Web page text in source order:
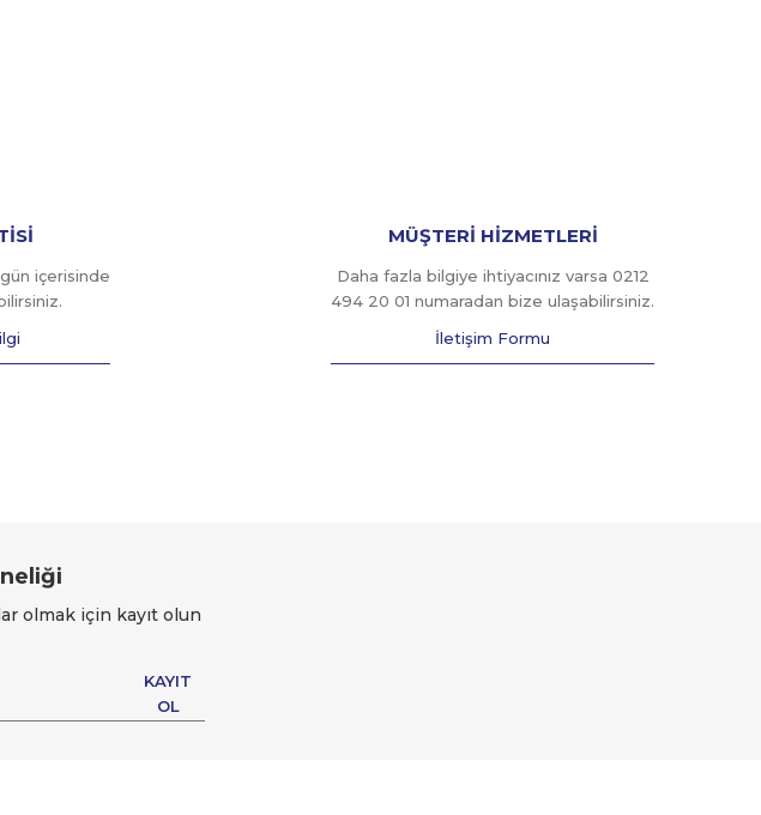
gün içerisinde
MÜŞTERİ HİZMETLERİ
Daha fazla bilgiye ihtiyacınız varsa 0212
494 20 01 numaradan bize ulaşabilirsiniz.
İletişim Formu
olmak için kayıt olun
KAYIT
OL